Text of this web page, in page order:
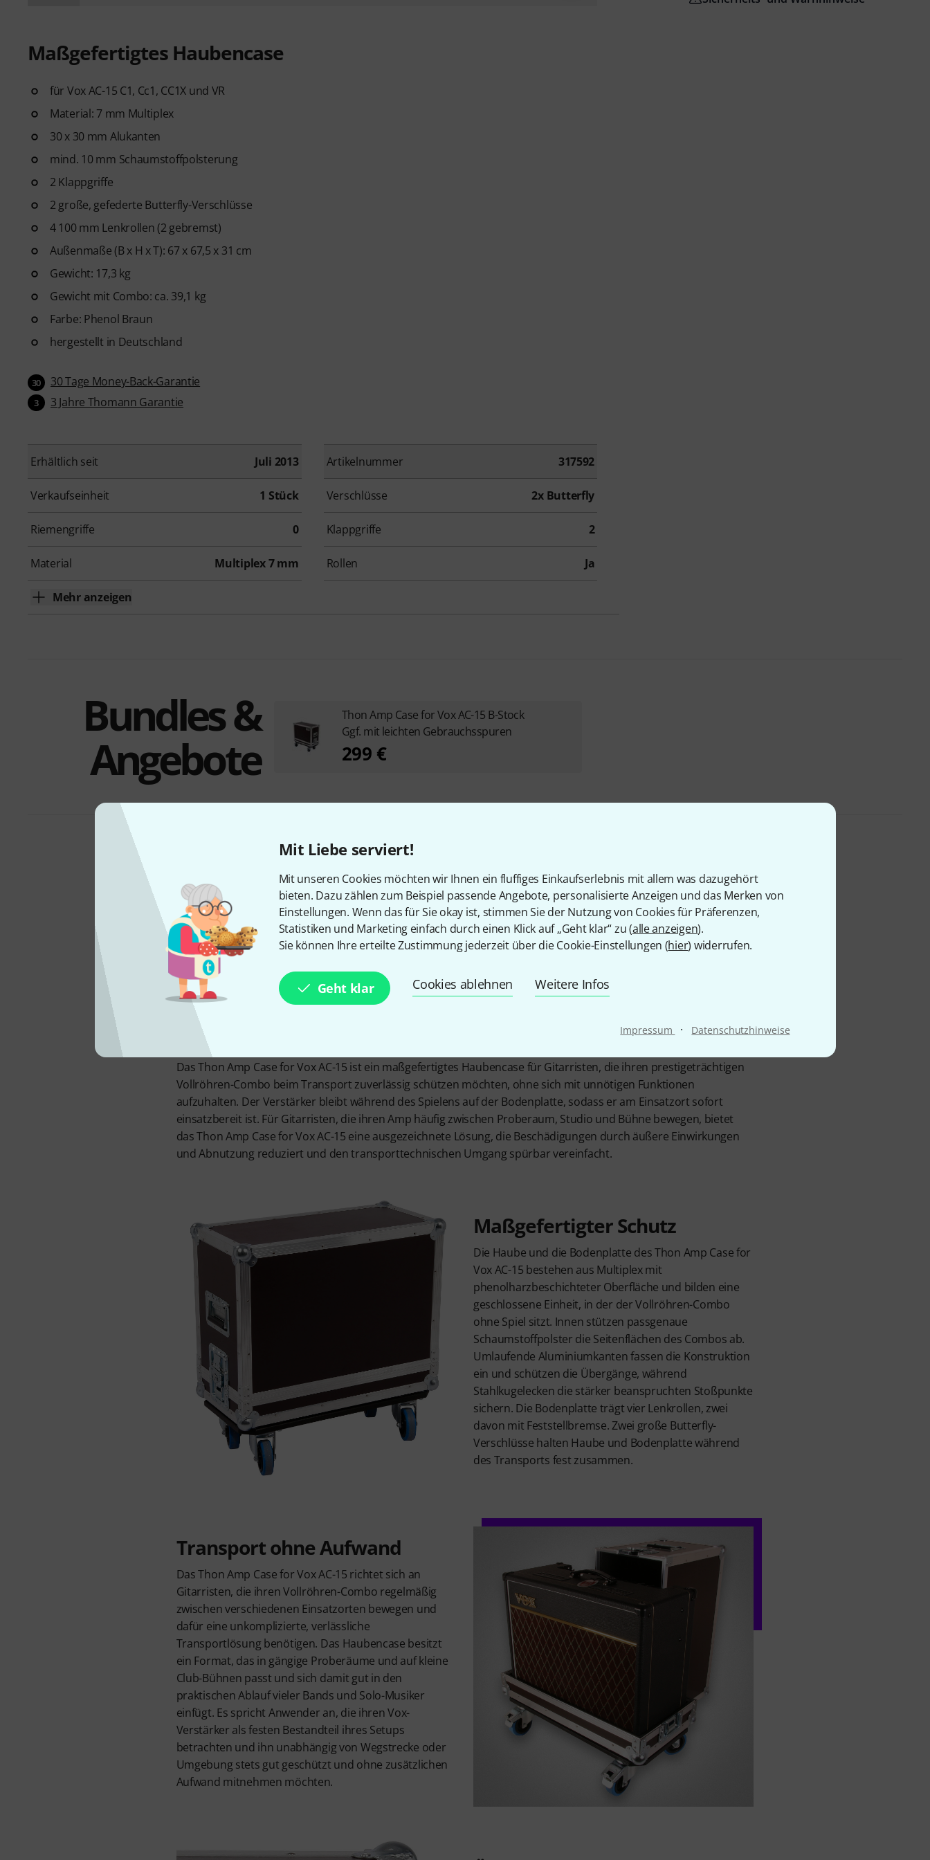
Mit Liebe serviert!
Mit unseren Cookies möchten wir Ihnen ein fluffiges Einkaufserlebnis mit allem was dazugehört
bieten. Dazu zählen zum Beispiel passende Angebote, personalisierte Anzeigen und das Merken von
Einstellungen. Wenn das für Sie okay ist, stimmen Sie der Nutzung von Cookies für Präferenzen,
Statistiken und Marketing einfach durch einen Klick auf „Geht klar“ zu (alle anzeigen).
Sie können Ihre erteilte Zustimmung jederzeit über die Cookie-Einstellungen (hier) widerrufen.
Geht klar Cookies ablehnen Weitere Infos
Impressum · Datenschutzhinweise
Maßgefertigtes Haubencase
für Vox AC-15 C1, Cc1, CC1X und VR
Material: 7 mm Multiplex
30 x 30 mm Alukanten
mind. 10 mm Schaumstoffpolsterung
2 Klappgriffe
2 große, gefederte Butterfly-Verschlüsse
4 100 mm Lenkrollen (2 gebremst)
Außenmaße (B x H x T): 67 x 67,5 x 31 cm
Gewicht: 17,3 kg
Gewicht mit Combo: ca. 39,1 kg
Farbe: Phenol Braun
hergestellt in Deutschland
30 30 Tage Money-Back-Garantie
3 3 Jahre Thomann Garantie
Erhältlich seit Juli 2013 Artikelnummer 317592
Verkaufseinheit 1 Stück Verschlüsse 2x Butterfly
Riemengriffe 0 Klappgriffe 2
Material Multiplex 7 mm Rollen Ja
Mehr anzeigen
Bundles &
Angebote
Thon Amp Case for Vox AC-15 B-Stock
Ggf. mit leichten Gebrauchsspuren
299 €
Vollröhren-Combo
on Tour
Das Thon Amp Case for Vox AC-15 ist ein maßgefertigtes Haubencase für Gitarristen, die ihren prestigeträchtigen
Vollröhren-Combo beim Transport zuverlässig schützen möchten, ohne sich mit unnötigen Funktionen
aufzuhalten. Der Verstärker bleibt während des Spielens auf der Bodenplatte, sodass er am Einsatzort sofort
einsatzbereit ist. Für Gitarristen, die ihren Amp häufig zwischen Proberaum, Studio und Bühne bewegen, bietet
das Thon Amp Case for Vox AC-15 eine ausgezeichnete Lösung, die Beschädigungen durch äußere Einwirkungen
und Abnutzung reduziert und den transporttechnischen Umgang spürbar vereinfacht.
Maßgefertigter Schutz
Die Haube und die Bodenplatte des Thon Amp Case for
Vox AC-15 bestehen aus Multiplex mit
phenolharzbeschichteter Oberfläche und bilden eine
geschlossene Einheit, in der der Vollröhren-Combo
ohne Spiel sitzt. Innen stützen passgenaue
Schaumstoffpolster die Seitenflächen des Combos ab.
Umlaufende Aluminiumkanten fassen die Konstruktion
ein und schützen die Übergänge, während
Stahlkugelecken die stärker beanspruchten Stoßpunkte
sichern. Die Bodenplatte trägt vier Lenkrollen, zwei
davon mit Feststellbremse. Zwei große Butterfly-
Verschlüsse halten Haube und Bodenplatte während
des Transports fest zusammen.
Transport ohne Aufwand
Das Thon Amp Case for Vox AC-15 richtet sich an
Gitarristen, die ihren Vollröhren-Combo regelmäßig
zwischen verschiedenen Einsatzorten bewegen und
dafür eine unkomplizierte, verlässliche
Transportlösung benötigen. Das Haubencase besitzt
ein Format, das in gängige Proberäume und auf kleine
Club-Bühnen passt und sich damit gut in den
praktischen Ablauf vieler Bands und Solo-Musiker
einfügt. Es spricht Anwender an, die ihren Vox-
Verstärker als festen Bestandteil ihres Setups
betrachten und ihn unabhängig von Wegstrecke oder
Umgebung stets gut geschützt und ohne zusätzlichen
Aufwand mitnehmen möchten.